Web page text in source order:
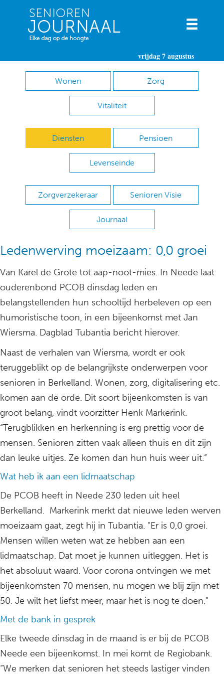
vrijdag 7 augustus
Wonen Zorg
Vitaliteit
Diensten Pensioen
Levenseinde
Zorgverzekeraar Senioren Visie
Journaal
Ledenwerving moeizaam: 0,0 groei
Van Karel de Grote tot aap-noot-mies. In Neede laat
ouderenbond PCOB dinsdag leden en
belangstellenden hun schooltijd herbeleven op een
humoristische toon, in een bijeenkomst met Jan
Wiersma. Dagblad Tubantia bericht hierover.
Naast de verhalen van Wiersma, wordt er ook
teruggeblikt op de belangrijkste onderwerpen voor
senioren in Berkelland. Wonen, zorg, digitalisering etc.
komen aan de orde. Dit soort bijeenkomsten is van
groot belang, vindt voorzitter Henk Markerink.
“Terugblikken en herkenning is erg prettig voor de
mensen. Senioren zitten vaak alleen thuis en dit zijn
dan leuke uitjes. Ze komen dan hun huis weer uit.”
Wat heb ik aan een lidmaatschap
De PCOB heeft in Neede 230 leden uit heel
Berkelland. Markerink merkt dat nieuwe leden werven
moeizaam gaat, zegt hij in Tubantia. “Er is 0,0 groei.
Mensen willen weten wat ze hebben aan een
lidmaatschap. Dat moet je kunnen uitleggen. Het is
het absoluut waard. Voor corona ontvingen we met
bijeenkomsten 70 mensen, nu mogen we blij zijn met
50. Je wilt het liefst meer, maar het is nog te doen.”
Met de bank in gesprek
Elke tweede dinsdag in de maand is er bij de PCOB
Neede een bijeenkomst. In mei komt de Regiobank.
“We merken dat senioren het steeds lastiger vinden